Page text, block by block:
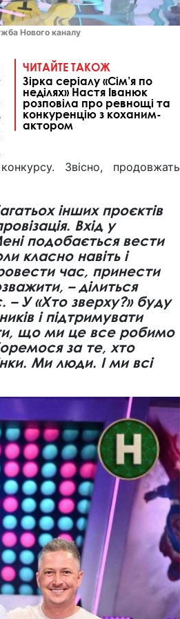
Нового каналу
ЧИТАЙТЕ ТАКОЖ
Зірка серіалу «Сім’я по
неділях» Настя Іванюк
розповіла про ревнощі та
конкуренцію з коханим-
актором
Звісно, продовжать
інших проєктів
Вхід у
подобається вести
класно навіть і
час, принести
– ділиться
У «Хто зверху?» буду
і підтримувати
що ми це все робимо
за те, хто
Ми люди. І ми всі